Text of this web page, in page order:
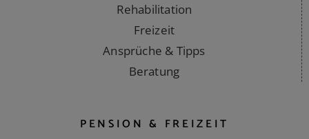
Medizin
Rehabilitation
Freizeit